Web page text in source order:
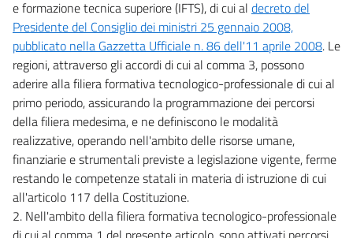
e formazione tecnica superiore (IFTS), di cui al decreto del
Presidente del Consiglio dei ministri 25 gennaio 2008,
pubblicato nella Gazzetta Ufficiale n. 86 dell'11 aprile 2008. Le
regioni, attraverso gli accordi di cui al comma 3, possono
aderire alla filiera formativa tecnologico-professionale di cui al
primo periodo, assicurando la programmazione dei percorsi
della filiera medesima, e ne definiscono le modalità
realizzative, operando nell'ambito delle risorse umane,
finanziarie e strumentali previste a legislazione vigente, ferme
restando le competenze statali in materia di istruzione di cui
all'articolo 117 della Costituzione.
2. Nell'ambito della filiera formativa tecnologico-professionale